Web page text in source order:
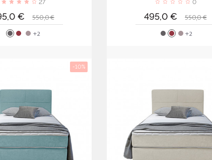
27
€
Standarta
cena
550,0 €
+2
0
Cena
495,0 €
cena
550,0 €
+2
-10%